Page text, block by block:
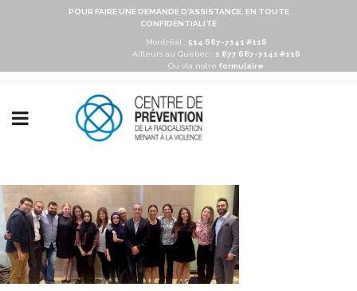
POUR FAIRE UNE DEMANDE D'ASSISTANCE, EN TOUTE
CONFIDENTIALITÉ
Montréal : 514 687-7141 #116
Ailleurs au Québec :
1 877 687-7141 #116
Ou via notre formulaire